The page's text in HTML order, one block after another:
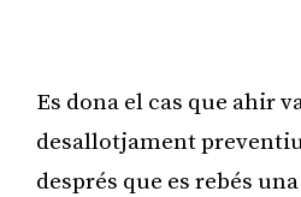
Es dona el cas que ahir
desallotjament
després que es rebés